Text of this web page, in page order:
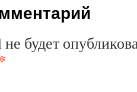
будет